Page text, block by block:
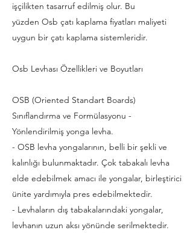
işçilikten tasarruf edilmiş olur. Bu
yüzden Osb çatı kaplama fiyatları maliyeti
uygun bir çatı kaplama sistemleridir.
Osb Levhası Özellikleri ve Boyutları
OSB (Oriented Standart Boards)
Sınıflandırma ve Formülasyonu -
Yönlendirilmiş yonga levha.
- OSB levha yongalarının, belli bir şekli ve
kalınlığı bulunmaktadır. Çok tabakalı levha
elde edebilmek amacı ile yongalar, birleştirici
ünite yardımıyla pres edebilmektedir.
- Levhaların dış tabakalarındaki yongalar,
levhanın uzun aksı yönünde serilmektedir.